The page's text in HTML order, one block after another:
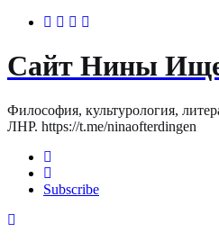
Сайт Нины
Философия, культурология,
ЛНР. https://t.me/ninaofterdingen
Subscribe